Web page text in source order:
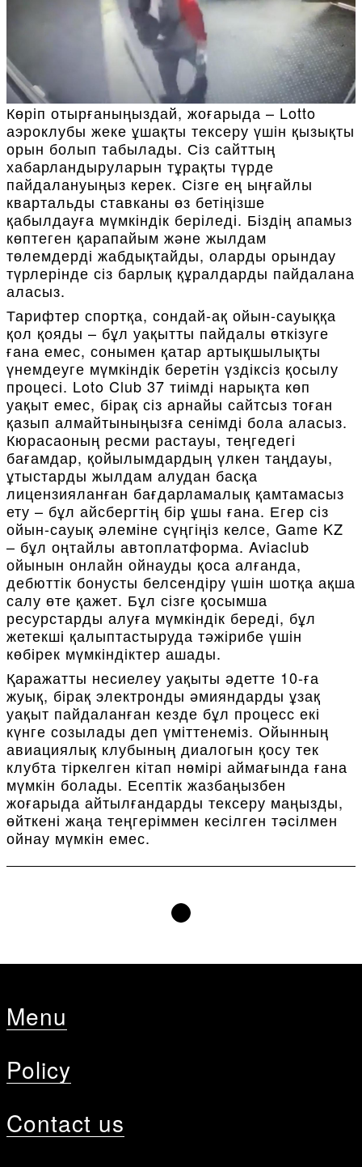
Көріп отырғаныңыздай, жоғарыда – Lotto
аэроклубы жеке ұшақты тексеру үшін қызықты
орын болып табылады. Сіз сайттың
хабарландыруларын тұрақты түрде
пайдалануыңыз керек. Сізге ең ыңғайлы
квартальды ставканы өз бетіңізше
қабылдауға мүмкіндік беріледі. Біздің апамыз
көптеген қарапайым және жылдам
төлемдерді жабдықтайды, оларды орындау
түрлерінде сіз барлық құралдарды пайдалана
аласыз.
Тарифтер спортқа, сондай-ақ ойын-сауыққа
қол қояды – бұл уақытты пайдалы өткізуге
ғана емес, сонымен қатар артықшылықты
үнемдеуге мүмкіндік беретін үздіксіз қосылу
процесі. Loto Club 37 тиімді нарықта көп
уақыт емес, бірақ сіз арнайы сайтсыз тоған
қазып алмайтыныңызға сенімді бола аласыз.
Кюрасаоның ресми растауы, теңгедегі
бағамдар, қойылымдардың үлкен таңдауы,
ұтыстарды жылдам алудан басқа
лицензияланған бағдарламалық қамтамасыз
ету – бұл айсбергтің бір ұшы ғана. Егер сіз
ойын-сауық әлеміне сүңгіңіз келсе, Game KZ
– бұл оңтайлы автоплатформа. Aviaclub
ойынын онлайн ойнауды қоса алғанда,
дебюттік бонусты белсендіру үшін шотқа ақша
салу өте қажет. Бұл сізге қосымша
ресурстарды алуға мүмкіндік береді, бұл
жетекші қалыптастыруда тәжірибе үшін
көбірек мүмкіндіктер ашады.
Қаражатты несиелеу уақыты әдетте 10-ға
жуық, бірақ электронды әмияндарды ұзақ
уақыт пайдаланған кезде бұл процесс екі
күнге созылады деп үміттенеміз. Ойынның
авиациялық клубының диалогын қосу тек
клубта тіркелген кітап нөмірі аймағында ғана
мүмкін болады. Есептік жазбаңызбен
жоғарыда айтылғандарды тексеру маңызды,
өйткені жаңа теңгеріммен кесілген тәсілмен
ойнау мүмкін емес.
Menu
Policy
Contact us